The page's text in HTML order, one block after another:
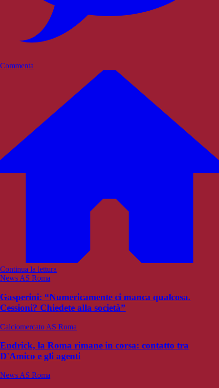
Commenta
Continua la lettura
News AS Roma
Gasperini: “Numericamente ci manca qualcosa.
Cessioni? Chiedete alla società”
Calciomercato AS Roma
Endrick, la Roma rimane in corsa: contatto tra
D'Amico e gli agenti
News AS Roma